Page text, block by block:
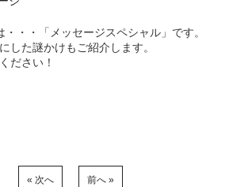
・・「メッセージスペシャル」です。
した謎かけもご紹介します。
ださい！
« 次へ 前へ »